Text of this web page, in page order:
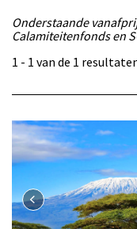
Onderstaande
Calamiteitenfonds en
1 - 1 van de 1